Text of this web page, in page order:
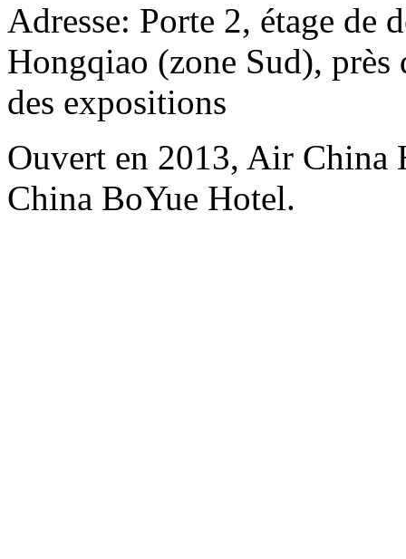
Adresse: Porte 2, étage de
Hongqiao (zone Sud), près
des expositions
Ouvert en 2013, Air
China BoYue Hotel.